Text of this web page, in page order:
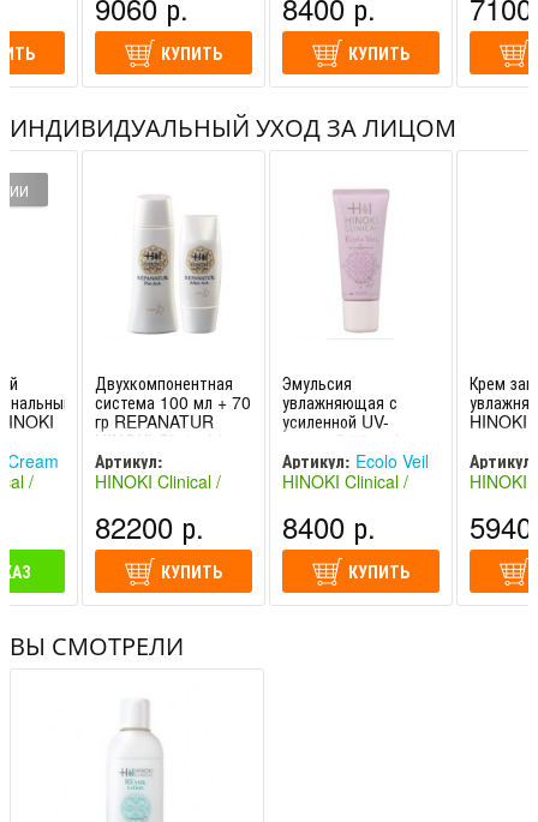
(Япония)
КУПИТЬ
(Япония)
КУПИТЬ
(Япония)
ИНДИВИДУАЛЬНЫЙ УХОД ЗА ЛИЦОМ
Cream
/
Двухкомпонентная
система 100 мл + 70
гр REPANATUR
HINOKI Clinical /
ХИНОКИ Клиникал
Артикул:
REPANATUR
HINOKI Clinical /
(Япония)
82200 р.
КУПИТЬ
Эмульсия
увлажняющая с
усиленной UV-
защитой 35мл /
HINOKI Clinical
Артикул: Ecolo Veil
HINOKI Clinical /
(Япония)
8400 р.
КУПИТЬ
Крем
HINOKI
Артикул:
HINOKI
(Япония)
ВЫ СМОТРЕЛИ